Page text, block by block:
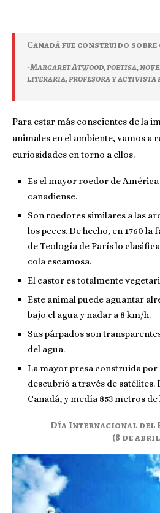
Canadá fue construido
-Margaret Atwood, poetisa,
literaria, profesora y activista
Para estar más conscientes de la
animales en el ambiente, vamos a
curiosidades en torno a ellos.
Es el mayor roedor de
canadiense.
Son roedores similares a las
los peces. De hecho, en 1760
de Teología de París lo
cola escamosa.
El castor es totalmente
Este animal puede aguantar
bajo el agua y nadar a 8 km/h.
Sus párpados son
del agua.
La mayor presa construida por
descubrió a través de satélites.
Canadá, y medía 853 metros
Día Internacional del
(8 de